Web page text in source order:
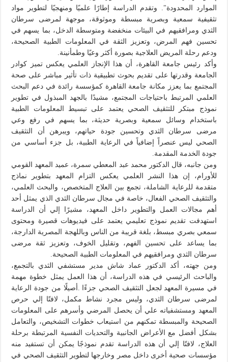
الموارد المحدودة". وتقدم الدراسة إطارًا علميًا ومنهجيًا لتطوير مواد
تثقيفية سمعية وبصرية مبسطة وموثوقة، موجهة لمرضى سرطان
الثدي ومرافقيهم في البيئات منخفضة ومتوسطة الدخل، بما يسهم في
تحسين فهم المرض، وتعزيز الثقة في المعلومات الطبية الصحيحة،
ودعم رحلة المريض العلاجية بصورة أكثر وعيًا وطمأنينة.
وأكد رئيس جامعة القاهرة، أن هذا الإنجاز العلمي يعكس تميز كوادر
الجامعة وقدرتها على تقديم بحوث تطبيقية ذات تأثير مباشر على صحة
المجتمع بما يعزز مكانة جامعة القاهرة كمؤسسة رائدة في دعم البحث
العلمي المرتبط باحتياجات المجتمع، مشيدًا بالجهد المبذول في تطوير
نموذج مبتكر للتثقيف الصحي يعتمد على تبسيط المعلومات الطبية
باستخدام وسائل سمعية وبصرية حديثة، بما يسهم في رفع وعي
مرضى سرطان الثدي وتحسين جودة حياتهم، ويبرهن أن التثقيف
الصحي ليس عنصراً إضافياً في الرعاية الطبية، بل جزء أساسي من
جودة الخدمة المقدمة.
ومن جانبه، قال الدكتور محمد عبد المعطي سمرة، عميد المعهد القومي
للأورام، إن هذا النشر العلمي يعكس التزام المعهد بتطوير نماذج
متقدمة للرعاية الشاملة، تجمع بين العلاج المتخصص، والبحث العلمي،
والتثقيف الصحي الفعال، خاصة في مجال سرطان الثدي الذي يمثل أحد
أهم مجالات العمل والتطوير داخل المعهد، مشيرًا إلي أن الدراسة
استهدفت تقديم نموذج تعليمي يعتمد على فيديوهات قصيرة ومحتوى
سمعي بصري مبسط، بلغة قريبة من الناس وباللهجة المصرية الدارجة،
بما يساعد على تحسين الفهم، وتقليل الخوف، وتعزيز ثقة مرضى
سرطان الثدي ومرافقيهم في المعلومات الطبية الصحيحة.
ومن جهته، أكد الدكتور عماد شاش مدير مستشفي الثدي بالتجمع،
والباحث الرئيسي في هذه الدراسة، أن هذا العمل يمثل خطوة مهمة
في مسيرة المعهد لجعل التثقيف الصحي جزءًا .أصيلًا من جودة الرعاية
لمرضى سرطان الثدي، وليس مجرد نشاط مكمل، لافتًا إلي حرص
المعهد ومستشفياته علي أن يحصل المرضي وأسرهم على المعلومات
الصحيحة والمبسطة تمكنهم من استيعاب خطوات التشخيص، والتعامل
بشكل أفضل مع الأعراض الجانبية والتحديات النفسية المرتبطة برحلة
العلاج، لافتًا إلي أن هذه الدراسة تقدم نموذجًا يمكن أن تستفيد منه
مؤسسات صحية أخرى داخل مصر وخارجها لتطوير التثقيف الصحي في